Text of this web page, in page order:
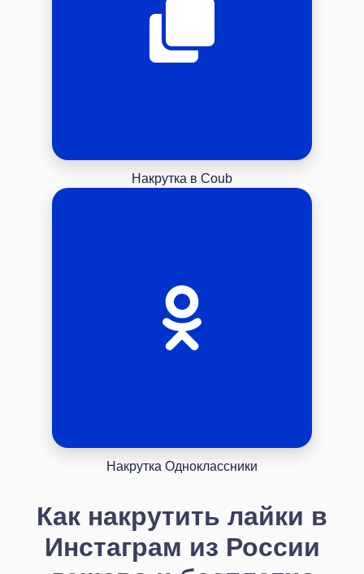
Накрутка в Coub
Накрутка Одноклассники
Как накрутить лайки в
Инстаграм из России